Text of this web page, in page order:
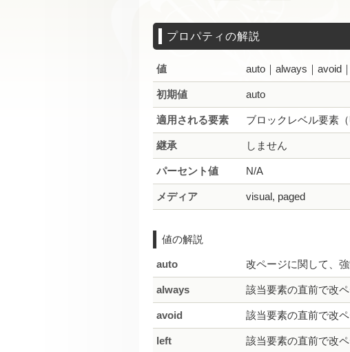
プロパティの解説
値 auto｜always｜avoid
初期値 auto
適用される要素 ブロックレベル要素
継承 しません
パーセント値 N/A
メディア visual, paged
値の解説
auto 改ページに関して、
always 該当要素の直前で改ペ
avoid 該当要素の直前で改ペ
left
該当要素の直前で改